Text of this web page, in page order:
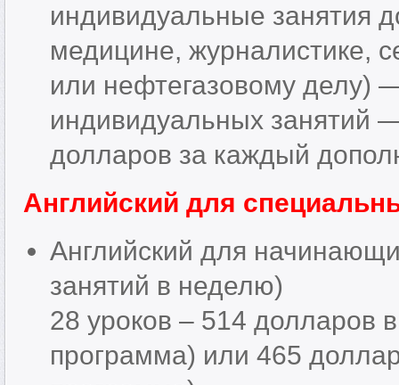
индивидуальные занятия
медицине, журналистике,
или нефтегазовому делу)
индивидуальных занятий
долларов за каждый
Английский для
Английский для
занятий в неделю)
28 уроков – 514 долларов
программа) или 465